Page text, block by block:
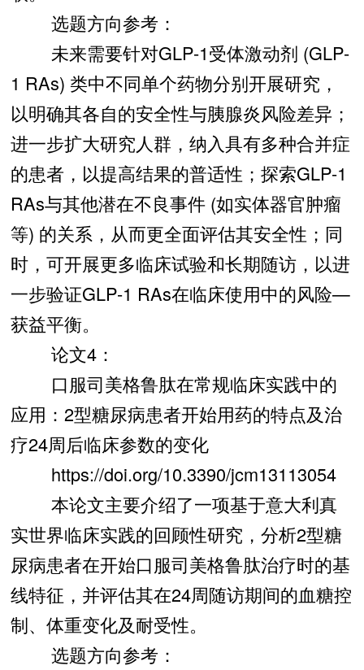
选题方向参考：
未来需要针对GLP-1受体激动剂 (GLP-
1 RAs) 类中不同单个药物分别开展研究，
以明确其各自的安全性与胰腺炎风险差异；
进一步扩大研究人群，纳入具有多种合并症
的患者，以提高结果的普适性；探索GLP-1
RAs与其他潜在不良事件 (如实体器官肿瘤
等) 的关系，从而更全面评估其安全性；同
时，可开展更多临床试验和长期随访，以进
一步验证GLP-1 RAs在临床使用中的风险—
获益平衡。
论文4：
口服司美格鲁肽在常规临床实践中的
应用：2型糖尿病患者开始用药的特点及治
疗24周后临床参数的变化
https://doi.org/10.3390/jcm13113054
本论文主要介绍了一项基于意大利真
实世界临床实践的回顾性研究，分析2型糖
尿病患者在开始口服司美格鲁肽治疗时的基
线特征，并评估其在24周随访期间的血糖控
制、体重变化及耐受性。
选题方向参考：